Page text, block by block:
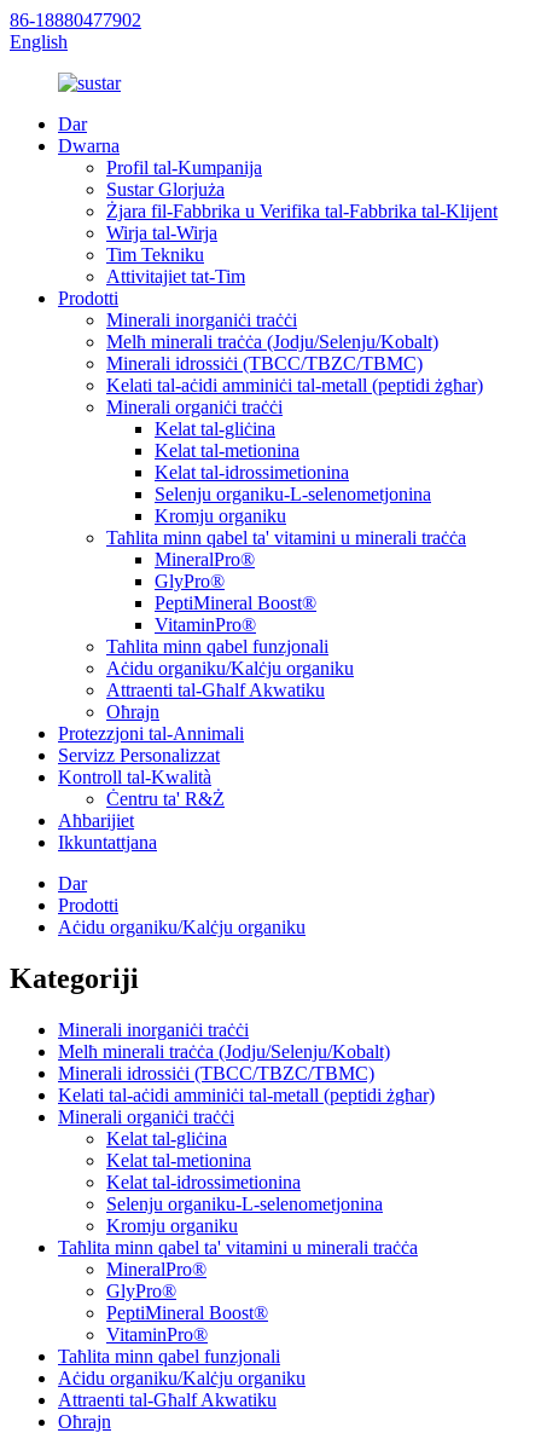
86-18880477902
English
Dar
Dwarna
Profil tal-Kumpanija
Sustar Glorjuża
Żjara fil-Fabbrika u Verifika tal-Fabbrika tal-Klijent
Wirja tal-Wirja
Tim Tekniku
Attivitajiet tat-Tim
Prodotti
Minerali inorganiċi traċċi
Melħ minerali traċċa (Jodju/Selenju/Kobalt)
Minerali idrossiċi (TBCC/TBZC/TBMC)
Kelati tal-aċidi amminiċi tal-metall (peptidi żgħar)
Minerali organiċi traċċi
Kelat tal-gliċina
Kelat tal-metionina
Kelat tal-idrossimetionina
Selenju organiku-L-selenometjonina
Kromju organiku
Taħlita minn qabel ta' vitamini u minerali traċċa
MineralPro®
GlyPro®
PeptiMineral Boost®
VitaminPro®
Taħlita minn qabel funzjonali
Aċidu organiku/Kalċju organiku
Attraenti tal-Għalf Akwatiku
Oħrajn
Protezzjoni tal-Annimali
Servizz Personalizzat
Kontroll tal-Kwalità
Ċentru ta' R&Ż
Aħbarijiet
Ikkuntattjana
Dar
Prodotti
Aċidu organiku/Kalċju organiku
Kategoriji
Minerali inorganiċi traċċi
Melħ minerali traċċa (Jodju/Selenju/Kobalt)
Minerali idrossiċi (TBCC/TBZC/TBMC)
Kelati tal-aċidi amminiċi tal-metall (peptidi żgħar)
Minerali organiċi traċċi
Kelat tal-gliċina
Kelat tal-metionina
Kelat tal-idrossimetionina
Selenju organiku-L-selenometjonina
Kromju organiku
Taħlita minn qabel ta' vitamini u minerali traċċa
MineralPro®
GlyPro®
PeptiMineral Boost®
VitaminPro®
Taħlita minn qabel funzjonali
Aċidu organiku/Kalċju organiku
Attraenti tal-Għalf Akwatiku
Oħrajn